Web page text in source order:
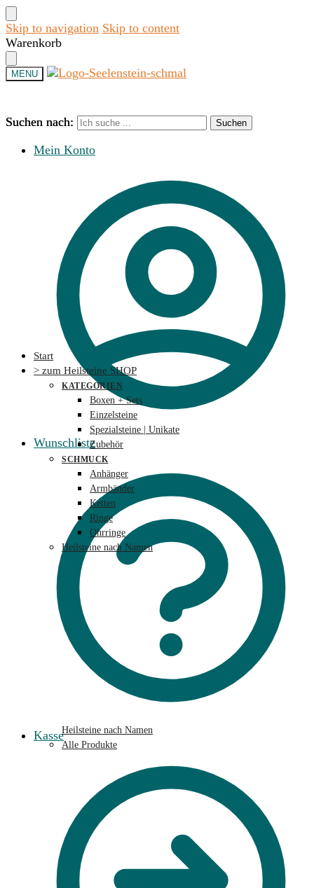
Skip to navigation Skip to content
Warenkorb
MENU
Suchen nach: Suchen
Mein Konto
Wunschliste
Kasse
Suchen nach: Suchen
Start
> zum Heilsteine SHOP
KATEGORIEN
Boxen + Sets
Einzelsteine
Spezialsteine | Unikate
Zubehör
SCHMUCK
Anhänger
Armbänder
Ketten
Ringe
Ohrringe
Heilsteine nach Namen
Heilsteine nach Namen
Alle Produkte